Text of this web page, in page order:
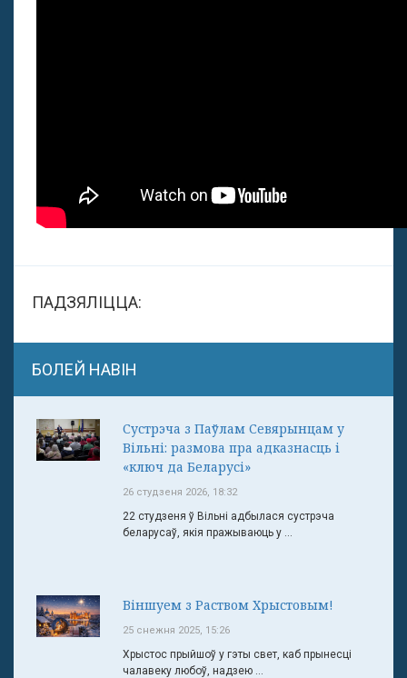
ПАДЗЯЛІЦЦА:
БОЛЕЙ НАВІН
Сустрэча з Паўлам Севярынцам у
Вільні: размова пра адказнасць і
«ключ да Беларусі»
26 студзеня 2026, 18:32
22 студзеня ў Вільні адбылася сустрэча
беларусаў, якія пражываюць у ...
Віншуем з Раством Хрыстовым!
25 снежня 2025, 15:26
Хрыстос прыйшоў у гэты свет, каб прынесці
чалавеку любоў, надзею ...